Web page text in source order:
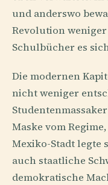
und anderswo
Revolution
Schulbücher es
Die modernen
nicht weniger
Maske vom
Mexiko-Stadt legte
auch staatliche
demokratische